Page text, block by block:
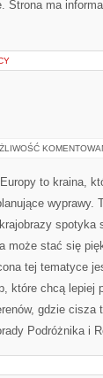
Strona ma
Europy to kraina,
wyprawy.
spotyka
może stać się
tej tematyce
które chcą lepiej
gdzie cisza
Podróżnika i